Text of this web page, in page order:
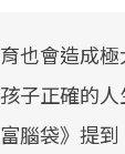
也會造成
子正確的
腦袋》提
健康台灣
核心議題。
服務，更